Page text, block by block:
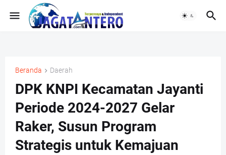
Beranda Daerah
DPK KNPI Kecamatan Jayanti
Periode 2024-2027 Gelar
Raker, Susun Program
Strategis untuk Kemajuan